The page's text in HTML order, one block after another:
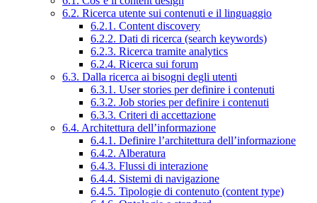
6.2. Ricerca utente sui contenuti e il linguaggio
6.2.1. Content discovery
6.2.2. Dati di ricerca (search keywords)
6.2.3. Ricerca tramite analytics
6.2.4. Ricerca sui forum
6.3. Dalla ricerca ai bisogni degli utenti
6.3.1. User stories per definire i contenuti
6.3.2. Job stories per definire i contenuti
6.3.3. Criteri di accettazione
6.4. Architettura dell’informazione
6.4.1. Definire l’architettura dell’informazione
6.4.2. Alberatura
6.4.3. Flussi di interazione
6.4.4. Sistemi di navigazione
6.4.5. Tipologie di contenuto (content type)